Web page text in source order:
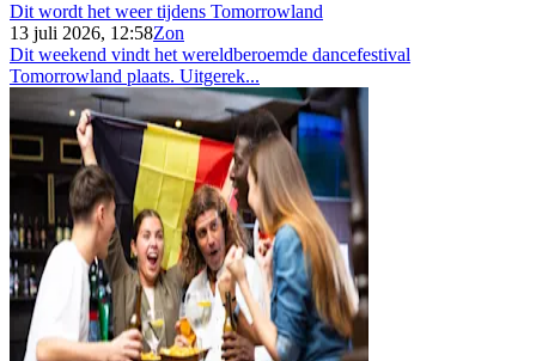
Dit wordt het weer tijdens Tomorrowland
13 juli 2026, 12:58Zon
Dit weekend vindt het wereldberoemde dancefestival
Tomorrowland plaats. Uitgerek...